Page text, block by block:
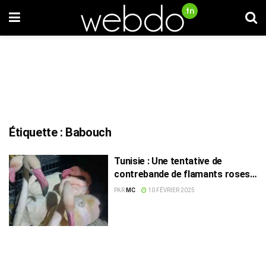
Étiquette : Babouch
Tunisie : Une tentative de
contrebande de flamants roses
déjouée
PAR MC 10 FÉVRIER 2025